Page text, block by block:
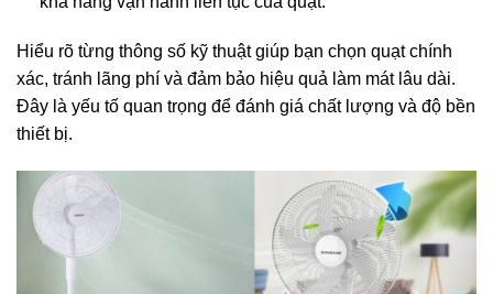
Hiểu rõ từng thông số kỹ thuật giúp bạn chọn quạt chính
xác, tránh lãng phí và đảm bảo hiệu quả làm mát lâu dài.
Đây là yếu tố quan trọng để đánh giá chất lượng và độ bền
thiết bị.